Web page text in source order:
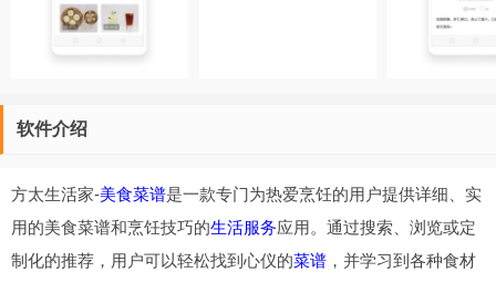
软件介绍
方太生活家-美食菜谱是一款专门为热爱烹饪的用户提供详细、实
用的美食菜谱和烹饪技巧的生活服务应用。通过搜索、浏览或定
制化的推荐，用户可以轻松找到心仪的菜谱 ，并学习到各种食材